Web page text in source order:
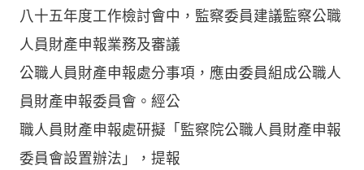
八十五年度工作檢討會中，監察委員建議監察公職
人員財產申報業務及審議
公職人員財產申報處分事項，應由委員組成公職人
員財產申報委員會。經公
職人員財產申報處研擬「監察院公職人員財產申報
委員會設置辦法」，提報